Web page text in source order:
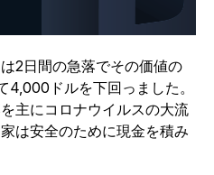
2日間の急落でその価値の
ドルを下回っました。
主にコロナウイルスの大流
は安全のために現金を積み